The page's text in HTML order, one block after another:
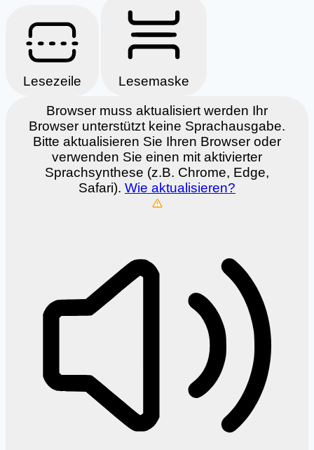
Lesezeile
Lesemaske
Browser muss aktualisiert werden Ihr
Browser unterstützt keine Sprachausgabe.
Bitte aktualisieren Sie Ihren Browser oder
verwenden Sie einen mit aktivierter
Sprachsynthese (z.B. Chrome, Edge,
Safari). Wie aktualisieren?